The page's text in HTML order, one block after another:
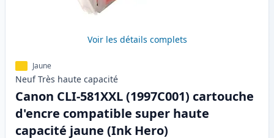
Voir les détails complets
Jaune
Neuf Très haute capacité
Canon CLI-581XXL (1997C001) cartouche
d'encre compatible super haute
capacité jaune (Ink Hero)